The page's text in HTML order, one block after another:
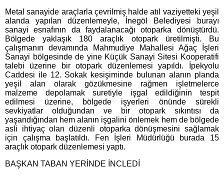
Metal sanayide araçlarla çevrilmiş halde atıl vaziyetteki yeşil
alanda yapılan düzenlemeyle, İnegöl Belediyesi burayı
sanayi esnafının da faydalanacağı otoparka dönüştürdü.
Bölgede yaklaşık 180 araçlık otopark üretilmişti. Bu
çalışmanın devamında Mahmudiye Mahallesi Ağaç İşleri
Sanayi bölgesinde de yine Küçük Sanayi Sitesi Kooperatifi
talebi üzerine bir otopark düzenlemesi yapıldı. İpekyolu
Caddesi ile 12. Sokak kesişiminde bulunan alanın planda
yeşil alan olarak gözükmesine rağmen işletmelerce
malzeme depolamak suretiyle işgal edildiğinin tespit
edilmesi üzerine, bölgede işyerleri önünde sürekli
sevkiyatlar olduğundan ve bir otopark sıkıntısı da
yaşandığından hem alanın işgalini önlemek hem de bölgede
asli ihtiyaç olan düzenli otoparka dönüşmesini sağlamak
için çalışma başlatıldı. Fen İşleri Müdürlüğü burada 15
araçlık otopark düzenlemesi yaptı.
BAŞKAN TABAN YERİNDE İNCLEDİ